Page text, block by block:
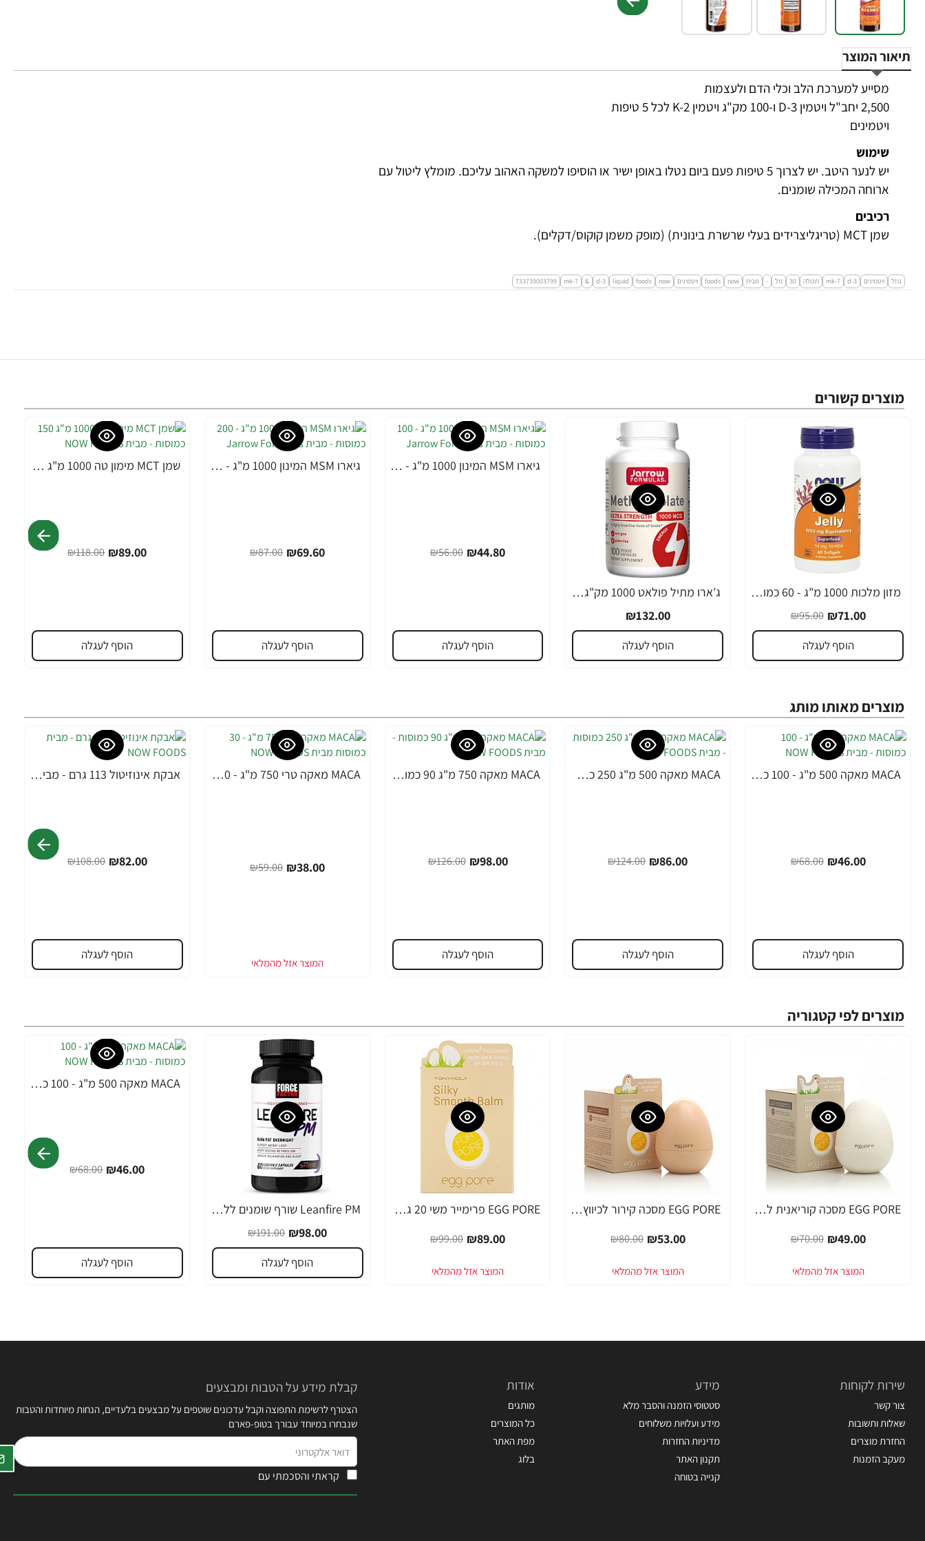
תיאור המוצר
מסייע למערכת הלב וכלי הדם ולעצמות
2,500 יחב"ל ויטמין D-3 ו-100 מק"ג ויטמין K-2 לכל 5 טיפות
ויטמינים
שימוש
יש לנער היטב. יש לצרוך 5 טיפות פעם ביום נטלו באופן ישיר או הוסיפו למשקה האהוב עליכם. מומלץ ליטול עם
ארוחה המכילה שומנים.
רכיבים
שמן MCT (טריגליצרידים בעלי שרשרת בינונית) (מופק משמן קוקוס/דקלים).
נוזל ויטמינים d-3
mk-7 תכולה 30 מל - מבית now
foods ויטמינים now
foods
liquid
d-3
&
mk-7
733739003799
מוצרים קשורים
-25%
מזון מלכות 1000 מ"ג - 60 כמוסות רכות מבית NOW FOODS
₪71.00
₪95.00
הוסף לעגלה
ג’ארו מתיל פולאט 1000 מק"ג חזק במיוחד - 100 כמוסות - מבית Jarrow Formulas
₪132.00
הוסף לעגלה
-20% גיארו MSM המינון 1000 מ"ג - 100 כמוסות - מבית Jarrow Formulas
₪44.80
₪56.00
הוסף לעגלה
-20% גיארו MSM המינון 1000 מ"ג - 200 כמוסות - מבית Jarrow Formulas
₪69.60
₪87.00
הוסף לעגלה
-25% שמן MCT מימון טה 1000 מ"ג 150 כמוסות - מבית NOW FOODS
₪89.00
₪118.00
הוסף לעגלה
מוצרים מאותו מותג
-32% MACA מאקה 500 מ"ג - 100 כמוסות - מבית NOW FOODS
₪46.00
₪68.00
הוסף לעגלה
-31% MACA מאקה 500 מ"ג 250 כמוסות - מבית NOW FOODS
₪86.00
₪124.00
הוסף לעגלה
-22% MACA מאקה 750 מ"ג 90 כמוסות - מבית NOW FOODS
₪98.00
₪126.00
הוסף לעגלה
-36% MACA מאקה טרי 750 מ"ג - 30 כמוסות מבית NOW FOODS
₪38.00
₪59.00
-24% אבקת אינוזיטול 113 גרם - מבית NOW FOODS
₪82.00
₪108.00
הוסף לעגלה
מוצרים לפי קטגוריה
-30%
EGG PORE מסכה קוריאנית לניקוי ראשים שחורים 30 גרם - מבית Tony Moly
₪49.00
₪70.00
-34%
EGG PORE מסכה קירור לכיווץ נקבוביות 30 גרם - מבית Tony Moly
₪53.00
₪80.00
-10%
EGG PORE פרימייר משי 20 גרם - מבית Tony Moly
₪89.00
₪99.00
-49%
Leanfire PM שורף שומנים ללילה 60 כמוסות צמחיות - מבית Force Factor
₪98.00
₪191.00
הוסף לעגלה
-32% MACA מאקה 500 מ"ג - 100 כמוסות - מבית NOW FOODS
₪46.00
₪68.00
הוסף לעגלה
שירות לקוחות
צור קשר
שאלות ותשובות
החזרת מוצרים
מעקב הזמנות
מידע
סטטוסי הזמנה והסבר מלא
מידע ועלויות משלוחים
מדיניות החזרות
תקנון האתר
קנייה בטוחה
אודות
מותגים
כל המוצרים
מפת האתר
בלוג
קבלת מידע על הטבות ומבצעים
הצטרף לרשימת התפוצה וקבל עדכונים שוטפים על מבצעים בלעדיים, הנחות מיוחדות והטבות
שנבחרו במיוחד עבורך בטופ-פארם
אלקטרוני
קראתי והסכמתי עם